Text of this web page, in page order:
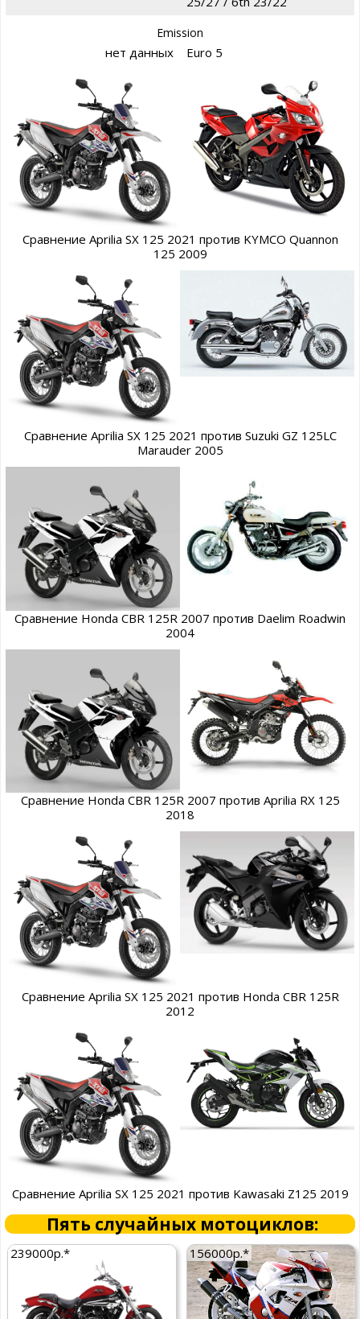
Emission
нет данных Euro 5
Сравнение Aprilia SX 125 2021 против KYMCO Quannon
125 2009
Сравнение Aprilia SX 125 2021 против Suzuki GZ 125LC
Marauder 2005
Сравнение Honda CBR 125R 2007 против Daelim Roadwin
2004
Сравнение Honda CBR 125R 2007 против Aprilia RX 125
2018
Сравнение Aprilia SX 125 2021 против Honda CBR 125R
2012
Сравнение Aprilia SX 125 2021 против Kawasaki Z125 2019
Пять случайных мотоциклов:
239000р.* 156000р.*